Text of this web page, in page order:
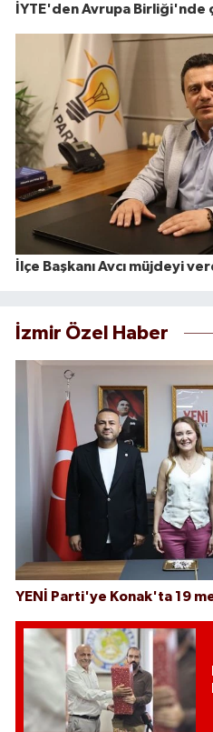
İYTE'den Avrupa Birliği'nde
İlçe Başkanı Avcı müjdeyi
İzmir Özel Haber
YENİ Parti'ye Konak'ta 19